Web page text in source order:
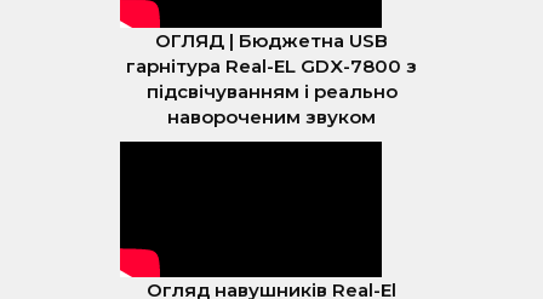
ОГЛЯД | Бюджетна USB
гарнітура Real-EL GDX-7800 з
підсвічуванням і реально
навороченим звуком
Огляд навушників Real-El